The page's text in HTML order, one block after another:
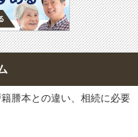
謄本との違い、相続に必要